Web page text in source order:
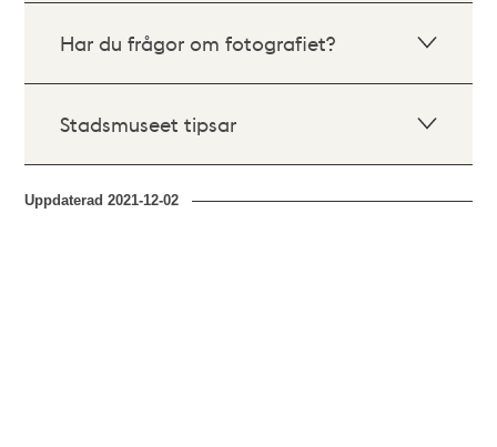
Har du frågor om fotografiet?
Stadsmuseet tipsar
Uppdaterad2021-12-02